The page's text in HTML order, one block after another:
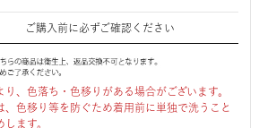
ご購入前に必ずご確認ください
り、色落ち・色移りがある場合がございます。
、色移り等を防ぐため着用前に単独で洗うこと
します。